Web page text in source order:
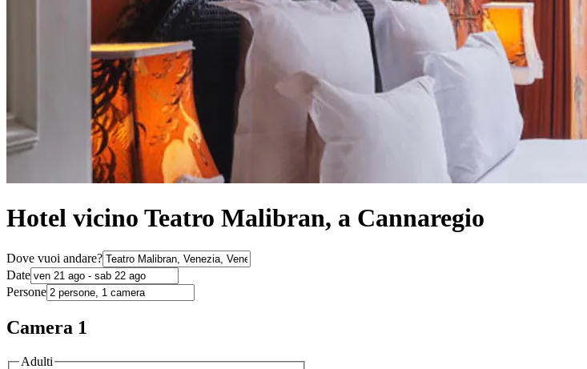
Hotel vicino Teatro Malibran, a Cannaregio
Dove vuoi andare?
Date
Persone
Camera 1
Adulti